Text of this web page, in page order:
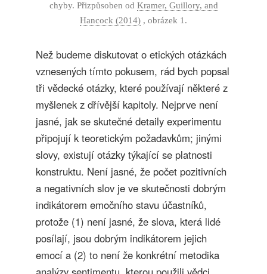
chyby. Přizpůsoben od Kramer, Guillory, and
Hancock (2014) , obrázek 1.
Než budeme diskutovat o etických otázkách
vznesených tímto pokusem, rád bych popsal
tři vědecké otázky, které používají některé z
myšlenek z dřívější kapitoly. Nejprve není
jasné, jak se skutečné detaily experimentu
připojují k teoretickým požadavkům; jinými
slovy, existují otázky týkající se platnosti
konstruktu. Není jasné, že počet pozitivních
a negativních slov je ve skutečnosti dobrým
indikátorem emočního stavu účastníků,
protože (1) není jasné, že slova, která lidé
posílají, jsou dobrým indikátorem jejich
emocí a (2) to není že konkrétní metodika